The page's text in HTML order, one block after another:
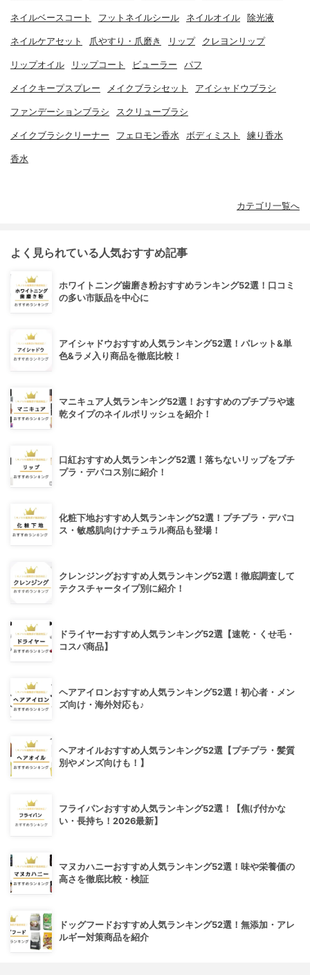
ネイルベースコート フットネイルシール ネイルオイル 除光液
ネイルケアセット 爪やすり・爪磨き リップ クレヨンリップ
リップオイル リップコート ビューラー パフ
メイクキープスプレー メイクブラシセット アイシャドウブラシ
ファンデーションブラシ スクリューブラシ
メイクブラシクリーナー フェロモン香水 ボディミスト 練り香水
香水
カテゴリ一覧へ
よく見られている人気おすすめ記事
ホワイトニング歯磨き粉おすすめランキング52選！口コミ
の多い市販品を中心に
アイシャドウおすすめ人気ランキング52選！パレット&単
色&ラメ入り商品を徹底比較！
マニキュア人気ランキング52選！おすすめのプチプラや速
乾タイプのネイルポリッシュを紹介！
口紅おすすめ人気ランキング52選！落ちないリップをプチ
プラ・デパコス別に紹介！
化粧下地おすすめ人気ランキング52選！プチプラ・デパコ
ス・敏感肌向けナチュラル商品も登場！
クレンジングおすすめ人気ランキング52選！徹底調査して
テクスチャータイプ別に紹介！
ドライヤーおすすめ人気ランキング52選【速乾・くせ毛・
コスパ商品】
ヘアアイロンおすすめ人気ランキング52選！初心者・メン
ズ向け・海外対応も♪
ヘアオイルおすすめ人気ランキング52選【プチプラ・髪質
別やメンズ向けも！】
フライパンおすすめ人気ランキング52選！【焦げ付かな
い・長持ち！2026最新】
マヌカハニーおすすめ人気ランキング52選！味や栄養価の
高さを徹底比較・検証
ドッグフードおすすめ人気ランキング52選！無添加・アレ
ルギー対策商品を紹介